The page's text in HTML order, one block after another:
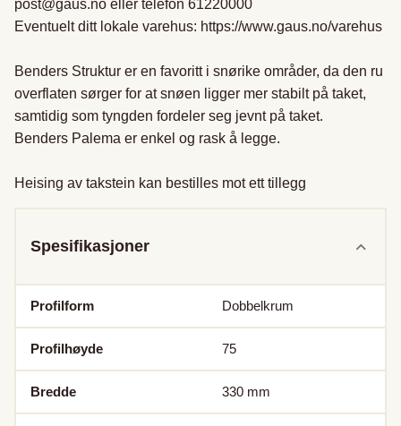
post@gaus.no eller telefon 61220000
Eventuelt ditt lokale varehus: https://www.gaus.no/varehus
Benders Struktur er en favoritt i snørike områder, da den ru
overflaten sørger for at snøen ligger mer stabilt på taket,
samtidig som tyngden fordeler seg jevnt på taket.
Benders Palema er enkel og rask å legge.
Heising av takstein kan bestilles mot ett tillegg
Spesifikasjoner
Profilform Dobbelkrum
Profilhøyde 75
Bredde 330 mm